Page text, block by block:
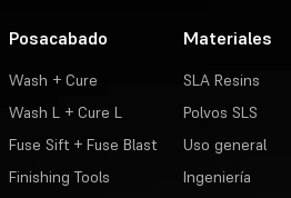
Posacabado
Wash + Cure
Wash L + Cure L
Fuse Sift + Fuse Blast
Finishing Tools
Materiales
SLA Resins
Polvos SLS
Uso general
Ingeniería